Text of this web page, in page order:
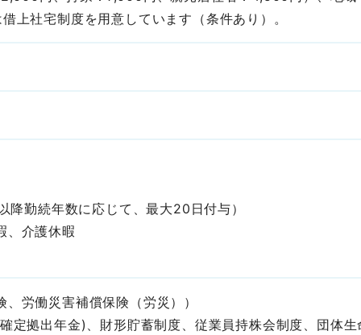
上社宅制度を用意しています（条件あり）。
勤続年数に応じて、最大20日付与）
、介護休暇
労働災害補償保険（労災））
拠出年金)、財形貯蓄制度、従業員持株会制度、団体